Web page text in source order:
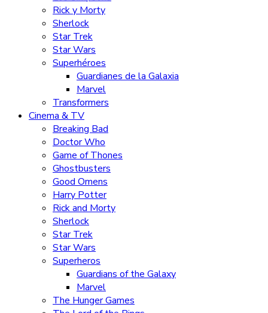
Rick y Morty
Sherlock
Star Trek
Star Wars
Superhéroes
Guardianes de la Galaxia
Marvel
Transformers
Cinema & TV
Breaking Bad
Doctor Who
Game of Thones
Ghostbusters
Good Omens
Harry Potter
Rick and Morty
Sherlock
Star Trek
Star Wars
Superheros
Guardians of the Galaxy
Marvel
The Hunger Games